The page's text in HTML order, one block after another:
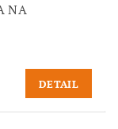
NA
DETAIL